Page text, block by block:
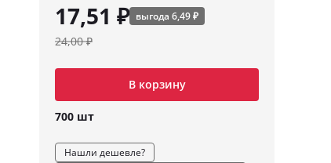
17,51 ₽ выгода 6,49 ₽
24,00 ₽
В корзину
700 шт
Нашли дешевле?